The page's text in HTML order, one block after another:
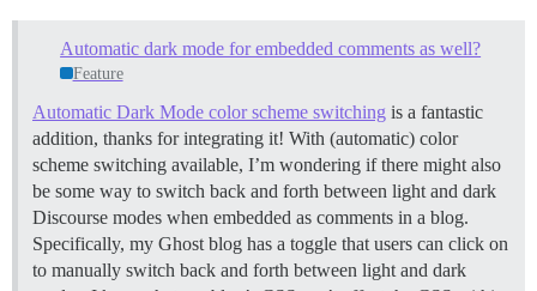
Automatic dark mode for embedded comments as well?
Feature
Automatic Dark Mode color scheme switching is a fantastic
addition, thanks for integrating it! With (automatic) color
scheme switching available, I’m wondering if there might also
be some way to switch back and forth between light and dark
Discourse modes when embedded as comments in a blog.
Specifically, my Ghost blog has a toggle that users can click on
to manually switch back and forth between light and dark